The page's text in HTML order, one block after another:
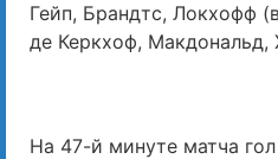
Гейп, Брандтс, Локхофф
де Керкхоф, Макдональд,
На 47-й минуте матча